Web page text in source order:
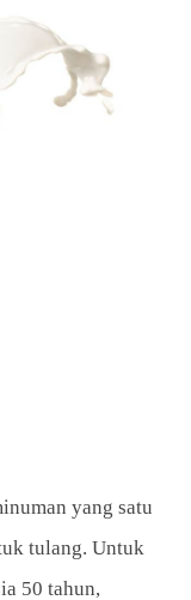
yang satu
tulang. Untuk
50 tahun,